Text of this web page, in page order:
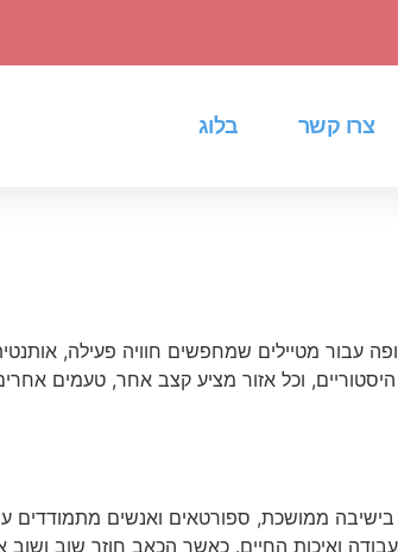
צרו קשר בלוג
מטיילים שמחפשים חוויה פעילה,
וכל אזור מציע קצב אחר, טעמים
ממושכת, ספורטאים ואנשים מתמודדים
ואיכות החיים. כאשר הכאב חוזר שוב ושוב או